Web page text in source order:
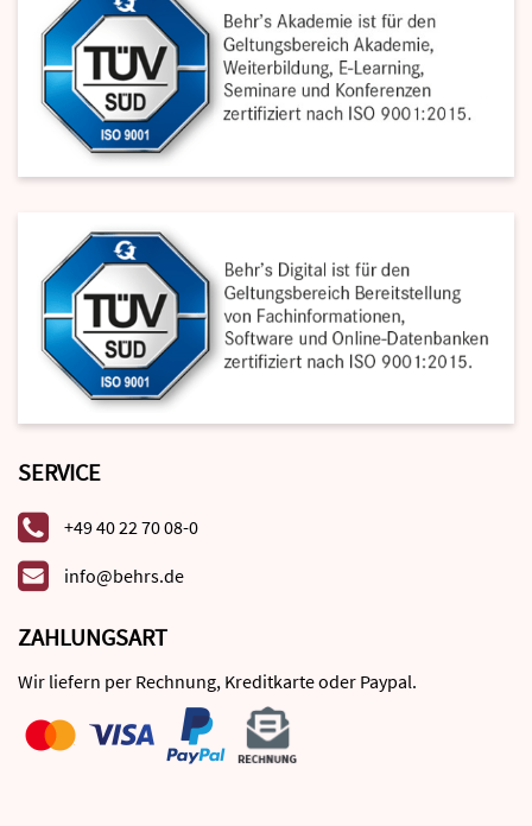
SERVICE
+49 40 22 70 08-0
info@behrs.de
ZAHLUNGSART
Wir liefern per Rechnung, Kreditkarte oder Paypal.